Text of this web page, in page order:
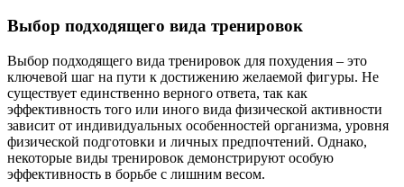
Выбор подходящего вида тренировок
Выбор подходящего вида тренировок для похудения – это
ключевой шаг на пути к достижению желаемой фигуры. Не
существует единственно верного ответа, так как
эффективность того или иного вида физической активности
зависит от индивидуальных особенностей организма, уровня
физической подготовки и личных предпочтений. Однако,
некоторые виды тренировок демонстрируют особую
эффективность в борьбе с лишним весом.